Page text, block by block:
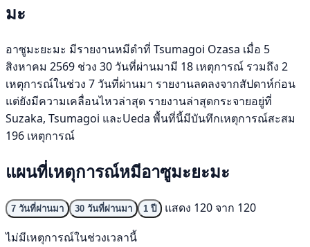
มะ
อาซูมะยะมะ มีรายงานหมีดำที่ Tsumagoi Ozasa เมื่อ 5
สิงหาคม 2569 ช่วง 30 วันที่ผ่านมามี 18 เหตุการณ์ รวมถึง 2
เหตุการณ์ในช่วง 7 วันที่ผ่านมา รายงานลดลงจากสัปดาห์ก่อน
แต่ยังมีความเคลื่อนไหวล่าสุด รายงานล่าสุดกระจายอยู่ที่
Suzaka, Tsumagoi และUeda พื้นที่นี้มีบันทึกเหตุการณ์สะสม
196 เหตุการณ์
แผนที่เหตุการณ์หมีอาซูมะยะมะ
7 วันที่ผ่านมา 30 วันที่ผ่านมา 1 ปี
แสดง 120 จาก 120
ไม่มีเหตุการณ์ในช่วงเวลานี้